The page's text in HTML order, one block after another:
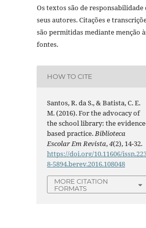
Os textos são de responsabilidade
seus autores. Citações e
são permitidas mediante menção
fontes.
HOW TO CITE
Santos, R. da S., & Batista, C. E.
M. (2016). For the advocacy of
the school library: the
based practice. Biblioteca
Escolar Em Revista,4(2), 14-32.
https://doi.org/10.11606/
8-5894.berev.2016.108048
MORE CITATION
FORMATS